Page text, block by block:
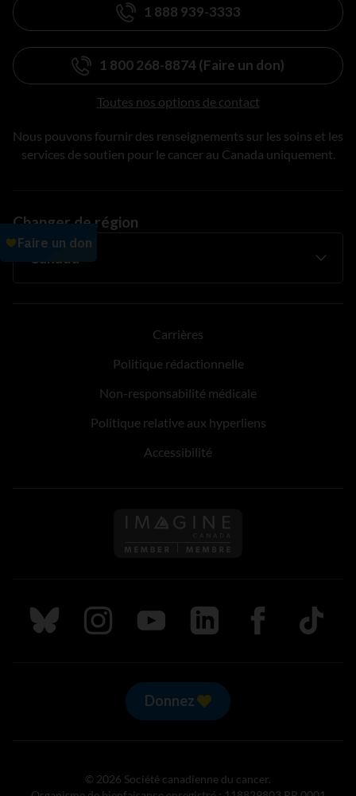
1 888 939-3333
1 800 268-8874 (Faire un don)
Toutes nos options de contact
Nous pouvons fournir des renseignements sur les soins et les
services de soutien pour le cancer au Canada uniquement.
Changer de région
Carrières
Politique rédactionnelle
Non-responsabilité médicale
Politique relative aux hyperliens
Accessibilité
Suivez nous sur Bluesky
Suivez nous sur Instagram
Suivez nous sur Youtube
Suivez nous sur LinkedIn
Suivez nous sur
TikTok
Donnez
© 2026 Société canadienne du cancer.